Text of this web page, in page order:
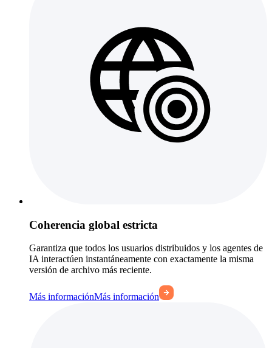
Coherencia global estricta
Garantiza que todos los usuarios distribuidos y los agentes de
IA interactúen instantáneamente con exactamente la misma
versión de archivo más reciente.
Más informaciónMás información